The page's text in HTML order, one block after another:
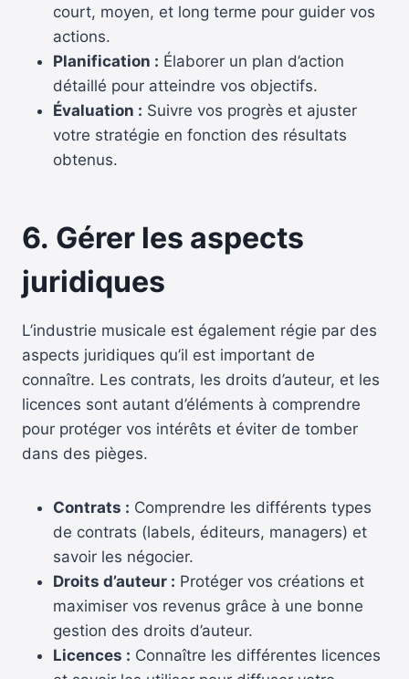
court, moyen, et long terme pour guider vos
actions.
Planification : Élaborer un plan d’action
détaillé pour atteindre vos objectifs.
Évaluation : Suivre vos progrès et ajuster
votre stratégie en fonction des résultats
obtenus.
6. Gérer les aspects
juridiques
L’industrie musicale est également régie par des
aspects juridiques qu’il est important de
connaître. Les contrats, les droits d’auteur, et les
licences sont autant d’éléments à comprendre
pour protéger vos intérêts et éviter de tomber
dans des pièges.
Contrats : Comprendre les différents types
de contrats (labels, éditeurs, managers) et
savoir les négocier.
Droits d’auteur : Protéger vos créations et
maximiser vos revenus grâce à une bonne
gestion des droits d’auteur.
Licences : Connaître les différentes licences